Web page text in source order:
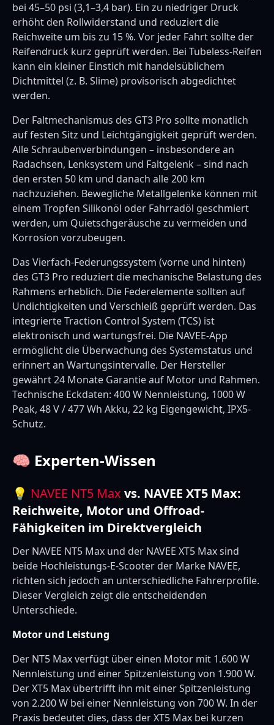
bei 45–50 psi (3,1–3,4 bar). Ein zu niedriger Druck
erhöht den Rollwiderstand und reduziert die
Reichweite um bis zu 15 %. Vor jeder Fahrt sollte der
Reifendruck kurz geprüft werden. Bei Tubeless-Reifen
kann ein kleiner Einstich mit handelsüblichem
Dichtmittel (z. B. Slime) provisorisch abgedichtet
werden.
Der Faltmechanismus des GT3 Pro sollte monatlich
auf festen Sitz und Leichtgängigkeit geprüft werden.
Alle Schraubenverbindungen – insbesondere an
Radachsen, Lenksystem und Faltgelenk – sind nach
den ersten 50 km und danach alle 200 km
nachzuziehen. Bewegliche Metallgelenke können mit
einem Tropfen Silikonöl oder Fahrradöl geschmiert
werden, um Quietschgeräusche zu vermeiden und
Korrosion vorzubeugen.
Das Vierfach-Federungssystem (vorne und hinten)
des GT3 Pro reduziert die mechanische Belastung des
Rahmens erheblich. Die Federelemente sollten auf
Undichtigkeiten und Verschleiß geprüft werden. Das
integrierte Traction Control System (TCS) ist
elektronisch und wartungsfrei. Die NAVEE-App
ermöglicht die Überwachung des Systemstatus und
erinnert an Wartungsintervalle. Der Hersteller
gewährt 24 Monate Garantie auf Motor und Rahmen.
Technische Eckdaten: 400 W Nennleistung, 1000 W
Peak, 48 V / 477 Wh Akku, 22 kg Eigengewicht, IPX5-
Schutz.
🧠 Experten-Wissen
💡 NAVEE NT5 Max vs. NAVEE XT5 Max:
Reichweite, Motor und Offroad-
Fähigkeiten im Direktvergleich
Der NAVEE NT5 Max und der NAVEE XT5 Max sind
beide Hochleistungs-E-Scooter der Marke NAVEE,
richten sich jedoch an unterschiedliche Fahrerprofile.
Dieser Vergleich zeigt die entscheidenden
Unterschiede.
Motor und Leistung
Der NT5 Max verfügt über einen Motor mit 1.600 W
Nennleistung und einer Spitzenleistung von 1.900 W.
Der XT5 Max übertrifft ihn mit einer Spitzenleistung
von 2.200 W bei einer Nennleistung von 700 W. In der
Praxis bedeutet dies, dass der XT5 Max bei kurzen